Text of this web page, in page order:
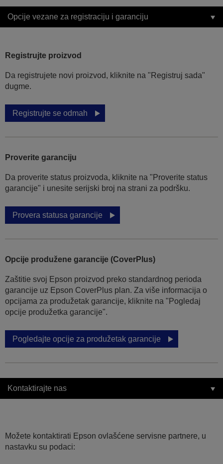
Opcije vezane za registraciju i garanciju
Registrujte proizvod
Da registrujete novi proizvod, kliknite na "Registruj sada"
dugme.
Registrujte se odmah
Proverite garanciju
Da proverite status proizvoda, kliknite na "Proverite status
garancije" i unesite serijski broj na strani za podršku.
Provera statusa garancije
Opcije produžene garancije (CoverPlus)
Zaštitie svoj Epson proizvod preko standardnog perioda
garancije uz Epson CoverPlus plan. Za više informacija o
opcijama za produžetak garancije, kliknite na "Pogledaj
opcije produžetka garancije".
Pogledajte opcije za produžetak garancije
Kontaktirajte nas
Možete kontaktirati Epson ovlašćene servisne partnere, u
nastavku su podaci: